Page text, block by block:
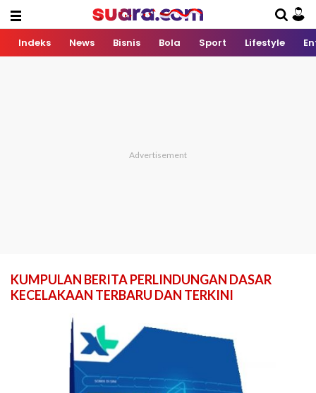
Indeks News Bisnis Bola Sport Lifestyle
KUMPULAN BERITA PERLINDUNGAN DASAR
KECELAKAAN TERBARU DAN TERKINI